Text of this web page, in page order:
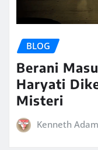
BLOG
Berani
Haryati
Misteri
Kenneth